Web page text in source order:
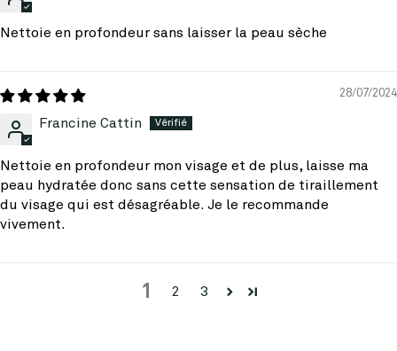
Nettoie en profondeur sans laisser la peau sèche
28/07/2024
Francine Cattin
Nettoie en profondeur mon visage et de plus, laisse ma
peau hydratée donc sans cette sensation de tiraillement
du visage qui est désagréable. Je le recommande
vivement.
1 2 3